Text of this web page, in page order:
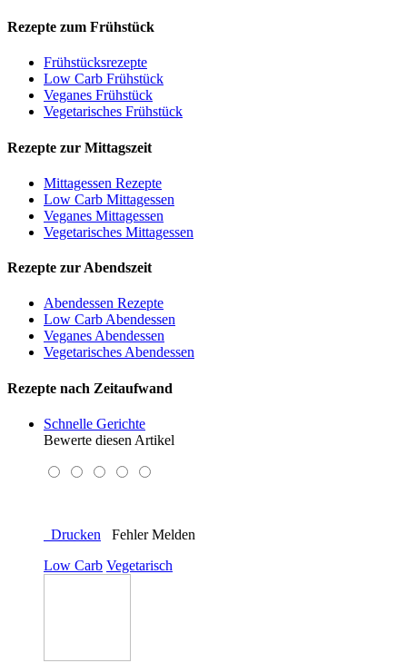
Rezepte zum Frühstück
Frühstücksrezepte
Low Carb Frühstück
Veganes Frühstück
Vegetarisches Frühstück
Rezepte zur Mittagszeit
Mittagessen Rezepte
Low Carb Mittagessen
Veganes Mittagessen
Vegetarisches Mittagessen
Rezepte zur Abendszeit
Abendessen Rezepte
Low Carb Abendessen
Veganes Abendessen
Vegetarisches Abendessen
Rezepte nach Zeitaufwand
Schnelle Gerichte
Bewerte diesen Artikel
Drucken
Fehler Melden
Low Carb Vegetarisch